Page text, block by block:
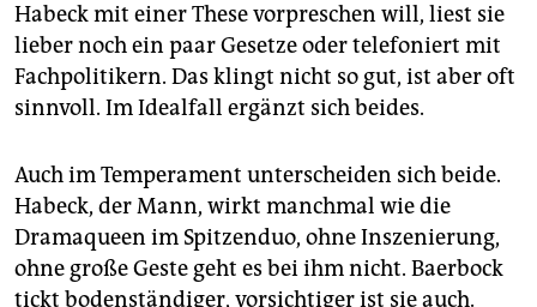
Habeck mit einer These vorpreschen will, liest sie
lieber noch ein paar Gesetze oder telefoniert mit
Fachpolitikern. Das klingt nicht so gut, ist aber oft
sinnvoll. Im Idealfall ergänzt sich beides.
Auch im Temperament unterscheiden sich beide.
Habeck, der Mann, wirkt manchmal wie die
Dramaqueen im Spitzenduo, ohne Inszenierung,
ohne große Geste geht es bei ihm nicht. Baer­bock
tickt bodenständiger, vorsichtiger ist sie auch.